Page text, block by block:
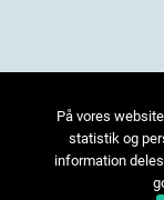
På vores
statistik og
information